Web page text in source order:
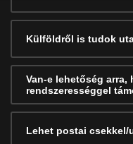
Külföldről is tudok
Van-e lehetőség
rendszerességgel
Lehet postai